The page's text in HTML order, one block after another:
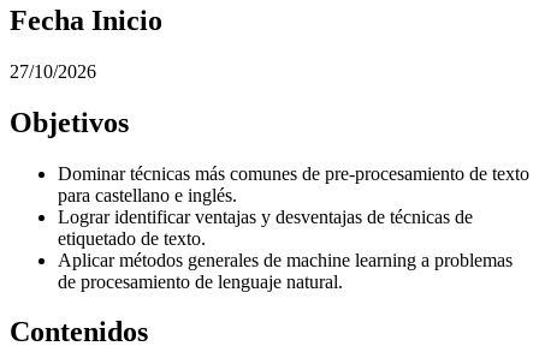
Fecha Inicio
27/10/2026
Objetivos
Dominar técnicas más comunes de pre-procesamiento de texto
para castellano e inglés.
Lograr identificar ventajas y desventajas de técnicas de
etiquetado de texto.
Aplicar métodos generales de machine learning a problemas
de procesamiento de lenguaje natural.
Contenidos